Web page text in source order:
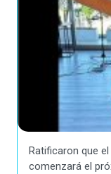
Ratificaron que
comenzará el